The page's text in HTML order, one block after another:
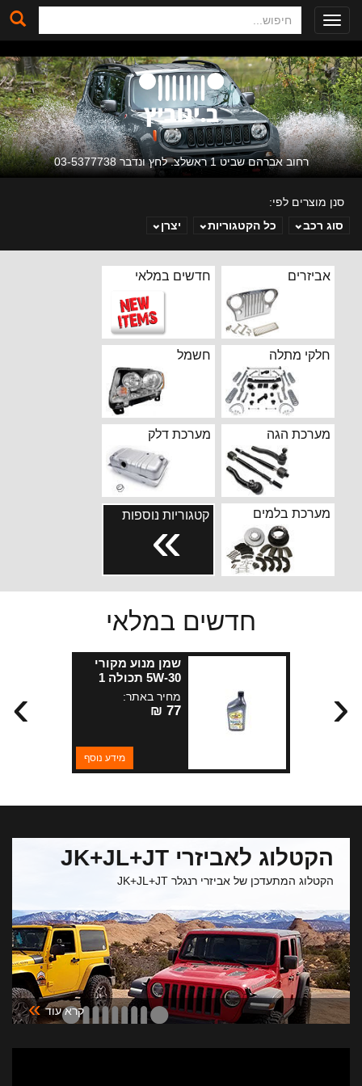
Toggle
navigation
ב. ינוביץ
רחוב אברהם שביט 1 ראשלצ. לחץ ונדבר 03-5377738
סנן מוצרים לפי:
סוג רכב
כל הקטגוריות יצרן
אביזרים חדשים במלאי
חלקי מתלה חשמל
מערכת הגה מערכת דלק
מערכת בלמים קטגוריות נוספות
››
חדשים במלאי
שמן מנוע מקורי
5W-30 תכולה 1
ליטר פנזויל למנועי
מחיר באתר:
77 ₪
מידע נוסף
› ‹
הקטלוג לאביזרי JK+JL+JT
הקטלוג המתעדכן של אביזרי רנגלר JK+JL+JT
קרא עוד »